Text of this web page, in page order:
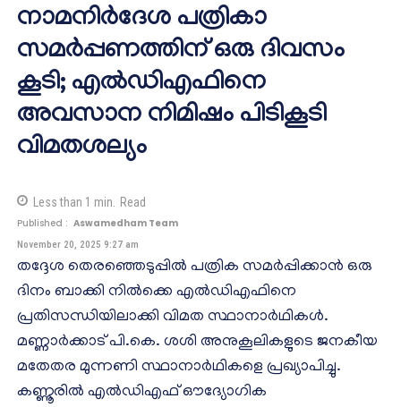
നാമനിർദേശ പത്രികാ
സമർപ്പണത്തിന് ഒരു ദിവസം
കൂടി; എൽഡിഎഫിനെ
അവസാന നിമിഷം പിടികൂടി
വിമതശല്യം
Less than 1 min. Read
Published : Aswamedham Team
November 20, 2025 9:27 am
തദ്ദേശ തെരഞ്ഞെടുപ്പിൽ പത്രിക സമർപ്പിക്കാൻ ഒരു
ദിനം ബാക്കി നിൽക്കെ എൽഡിഎഫിനെ
പ്രതിസന്ധിയിലാക്കി വിമത സ്ഥാനാർഥികൾ.
മണ്ണാർക്കാട് പി.കെ. ശശി അനുകൂലികളുടെ ജനകീയ
മതേതര മുന്നണി സ്ഥാനാർഥികളെ പ്രഖ്യാപിച്ചു.
കണ്ണൂരിൽ എൽഡിഎഫ് ഔദ്യോഗിക